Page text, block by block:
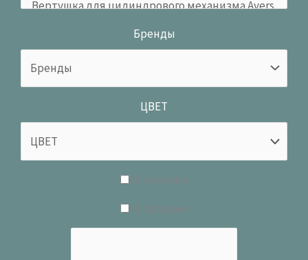
Бренды
ЦВЕТ